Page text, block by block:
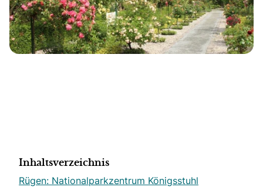
Inhaltsverzeichnis
Rügen: Nationalparkzentrum Königsstuhl